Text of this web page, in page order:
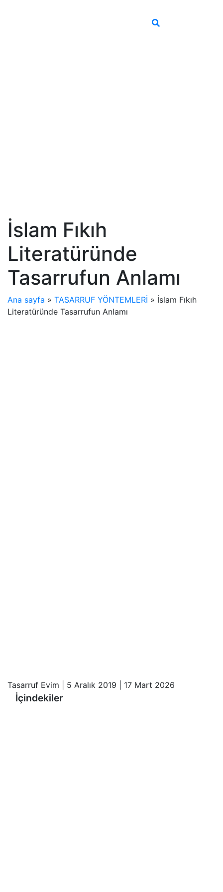
İslam Fıkıh
Literatüründe
Tasarrufun Anlamı
Ana sayfa » TASARRUF YÖNTEMLERİ » İslam Fıkıh
Literatüründe Tasarrufun Anlamı
Tasarruf Evim 5 Aralık 2019 17 Mart 2026
İçindekiler